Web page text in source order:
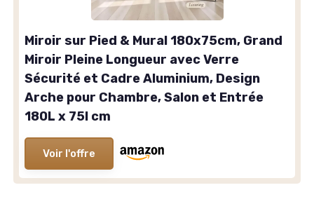
Miroir sur Pied & Mural 180x75cm, Grand
Miroir Pleine Longueur avec Verre
Sécurité et Cadre Aluminium, Design
Arche pour Chambre, Salon et Entrée
180L x 75l cm
Voir l'offre